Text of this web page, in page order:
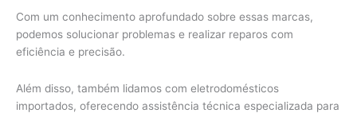
Com um conhecimento aprofundado sobre essas marcas,
podemos solucionar problemas e realizar reparos com
eficiência e precisão.
Além disso, também lidamos com eletrodomésticos
importados, oferecendo assistência técnica especializada para